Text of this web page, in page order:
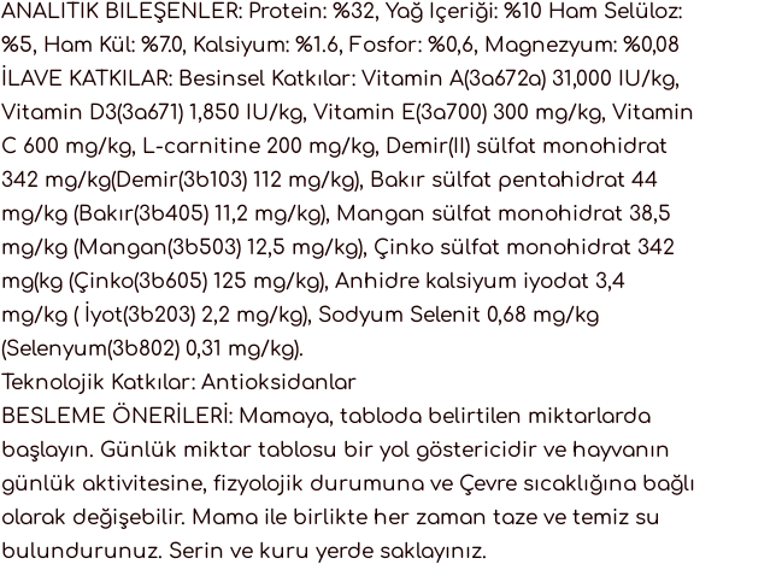
ANALİTİK BİLEŞENLER: Protein: %32, Yağ İçeriği: %10 Ham Selüloz:
%5, Ham Kül: %7.0, Kalsiyum: %1.6, Fosfor: %0,6, Magnezyum: %0,08
İLAVE KATKILAR: Besinsel Katkılar: Vitamin A(3a672a) 31,000 IU/kg,
Vitamin D3(3a671) 1,850 IU/kg, Vitamin E(3a700) 300 mg/kg, Vitamin
C 600 mg/kg, L-carnitine 200 mg/kg, Demir(II) sülfat monohidrat
342 mg/kg(Demir(3b103) 112 mg/kg), Bakır sülfat pentahidrat 44
mg/kg (Bakır(3b405) 11,2 mg/kg), Mangan sülfat monohidrat 38,5
mg/kg (Mangan(3b503) 12,5 mg/kg), Çinko sülfat monohidrat 342
mg(kg (Çinko(3b605) 125 mg/kg), Anhidre kalsiyum iyodat 3,4
mg/kg ( İyot(3b203) 2,2 mg/kg), Sodyum Selenit 0,68 mg/kg
(Selenyum(3b802) 0,31 mg/kg).
Teknolojik Katkılar: Antioksidanlar
BESLEME ÖNERİLERİ: Mamaya, tabloda belirtilen miktarlarda
başlayın. Günlük miktar tablosu bir yol göstericidir ve hayvanın
günlük aktivitesine, fizyolojik durumuna ve Çevre sıcaklığına bağlı
olarak değişebilir. Mama ile birlikte her zaman taze ve temiz su
bulundurunuz. Serin ve kuru yerde saklayınız.